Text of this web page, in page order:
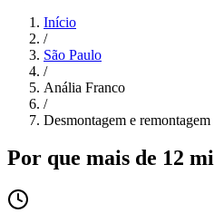
Início
/
São Paulo
/
Anália Franco
/
Desmontagem e remontagem
Por que mais de 12